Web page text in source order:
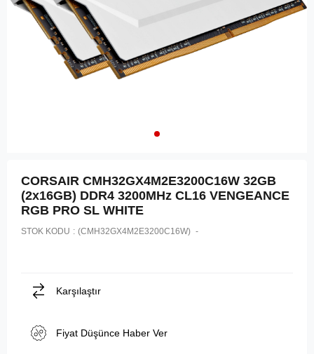
CORSAIR CMH32GX4M2E3200C16W 32GB
(2x16GB) DDR4 3200MHz CL16 VENGEANCE
RGB PRO SL WHITE
STOK KODU (CMH32GX4M2E3200C16W)
Karşılaştır
Fiyat Düşünce Haber Ver